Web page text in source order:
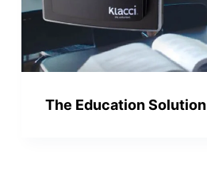
The Education Solution